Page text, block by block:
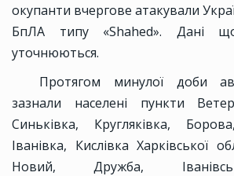
окупанти вчергове атакували
БпЛА типу «Shahed». Дані
уточнюються.
Протягом минулої доби
зазнали населені пункти
Синьківка, Кругляківка,
Іванівка, Кислівка Харківської
Новий, Дружба,